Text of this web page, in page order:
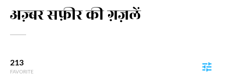
अज़्बर सफ़ीर की ग़ज़लें
213
FAVORITE